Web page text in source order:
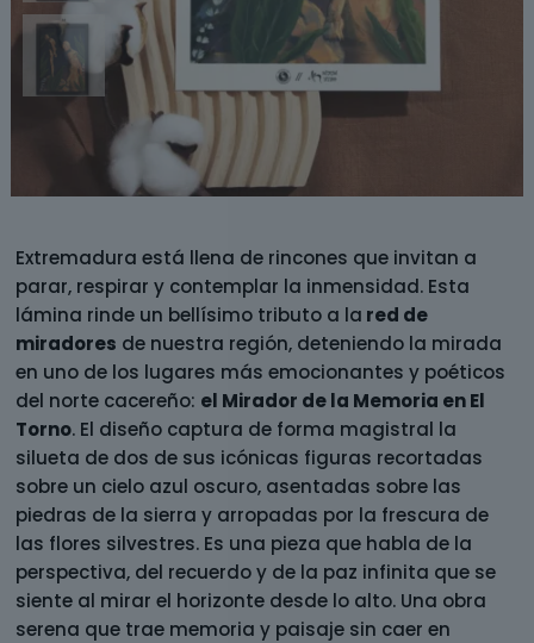
Extremadura está llena de rincones que invitan a
parar, respirar y contemplar la inmensidad. Esta
lámina rinde un bellísimo tributo a la red de
miradores de nuestra región, deteniendo la mirada
en uno de los lugares más emocionantes y poéticos
del norte cacereño: el Mirador de la Memoria en El
Torno. El diseño captura de forma magistral la
silueta de dos de sus icónicas figuras recortadas
sobre un cielo azul oscuro, asentadas sobre las
piedras de la sierra y arropadas por la frescura de
las flores silvestres. Es una pieza que habla de la
perspectiva, del recuerdo y de la paz infinita que se
siente al mirar el horizonte desde lo alto. Una obra
serena que trae memoria y paisaje sin caer en